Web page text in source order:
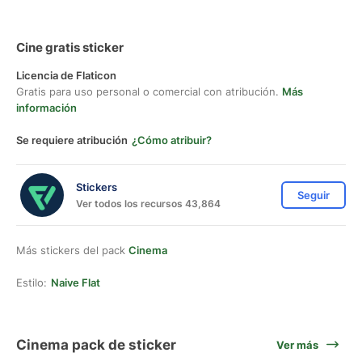
Cine gratis sticker
Licencia de Flaticon
Gratis para uso personal o comercial con atribución. Más
información
Se requiere atribución ¿Cómo atribuir?
Stickers
Ver todos los recursos 43,864
Seguir
Más stickers del pack Cinema
Estilo: Naive Flat
Cinema pack de sticker Ver más